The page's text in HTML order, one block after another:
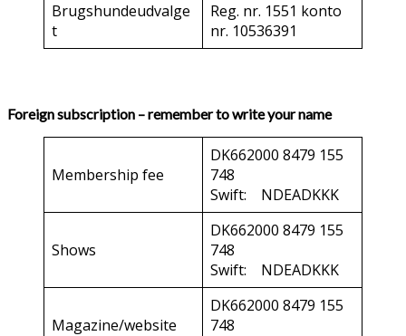
Brugshundeudvalge
t
Reg. nr. 1551 konto
nr. 10536391
Foreign subscription – remember to write your name
Membership fee
DK662000 8479 155
748
Swift: NDEADKKK
Shows
DK662000 8479 155
748
Swift: NDEADKKK
Magazine/website
DK662000 8479 155
748